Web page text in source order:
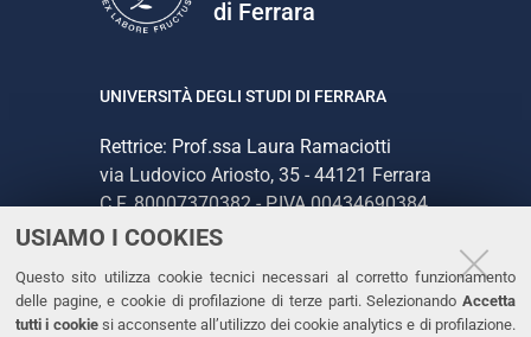
USIAMO I COOKIES
Questo sito utilizza cookie tecnici necessari al corretto funzionamento
delle pagine, e cookie di profilazione di terze parti. Selezionando Accetta
tutti i cookiesi acconsente all’utilizzo dei cookie analytics e di profilazione.
di Ferrara
UNIVERSITÀ DEGLI STUDI DI FERRARA
Rettrice: Prof.ssa Laura Ramaciotti
via Ludovico Ariosto, 35 - 44121 Ferrara
C.F. 80007370382 - P.IVA 00434690384
CONTATTI
Tel. +39 0532 293111